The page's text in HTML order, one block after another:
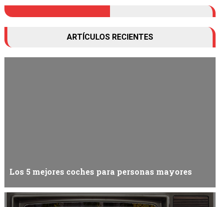
ARTÍCULOS RECIENTES
Los 5 mejores coches para personas mayores
Hay muchos factores a considerar al elegir un coche para una